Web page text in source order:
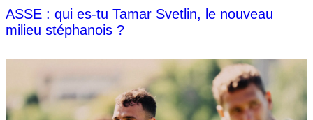
ASSE : qui es-tu Tamar Svetlin, le nouveau
milieu stéphanois ?